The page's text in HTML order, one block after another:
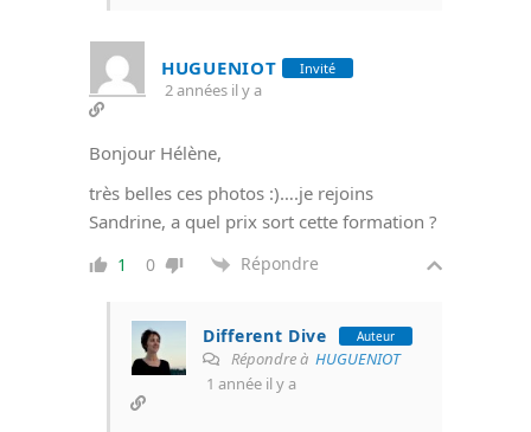
HUGUENIOT Invité
2 années il y a
Bonjour Hélène,
très belles ces photos :)….je rejoins
Sandrine, a quel prix sort cette formation ?
1 0 Répondre
Different Dive Auteur
Répondre à HUGUENIOT
1 année il y a